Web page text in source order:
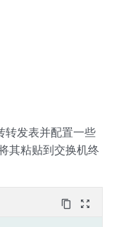
转发表并配置一些
其粘贴到交换机终
content_copy zoom_out_map